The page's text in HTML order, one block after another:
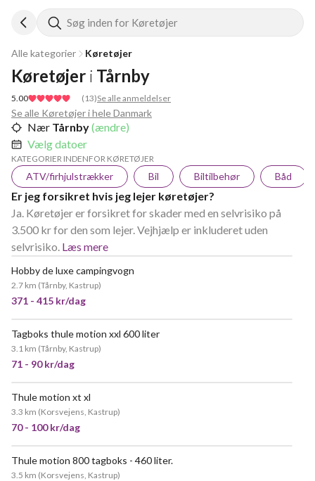
Søg inden for Køretøjer
Alle kategorier Køretøjer
5.00 ( 13)Se alle anmeldelser
Køretøjer i Tårnby
Se alle Køretøjer i hele Danmark
Nær Tårnby(ændre)
Vælg datoer
KATEGORIER INDENFOR KØRETØJER
ATV/firhjulstrækker Bil Biltilbehør Båd
Er jeg forsikret hvis jeg lejer køretøjer?
Ja. Køretøjer er forsikret for skader med en selvrisiko på
3.500 kr for den som lejer. Vejhjælp er inkluderet uden
selvrisiko. Læs mere
Hobby de luxe campingvogn
2.7 km (Tårnby, Kastrup)
371 - 415 kr/dag
Tagboks thule motion xxl 600 liter
3.1 km (Tårnby, Kastrup)
71 - 90 kr/dag
Thule motion xt xl
3.3 km (Korsvejens, Kastrup)
70 - 100 kr/dag
Thule motion 800 tagboks - 460 liter.
3.5 km (Korsvejens, Kastrup)